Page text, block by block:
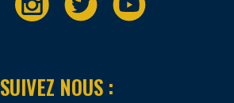
SUIVEZ NOUS :